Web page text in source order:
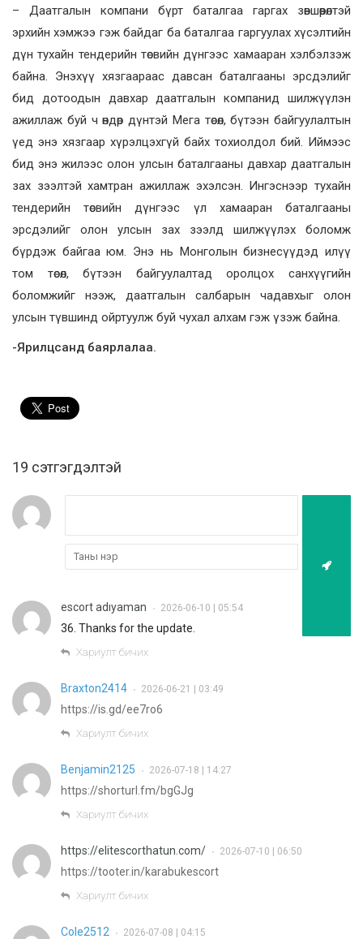
– Даатгалын компани бүрт баталгаа гаргах зөвшөөрөлтэй
эрхийн хэмжээ гэж байдаг ба баталгаа гаргуулах хүсэлтийн
дүн тухайн тендерийн төсвийн дүнгээс хамааран хэлбэлзэж
байна. Энэхүү хязгаараас давсан баталгааны эрсдэлийг
бид дотоодын давхар даатгалын компанид шилжүүлэн
ажиллаж буй ч өндөр дүнтэй Мега төсөл, бүтээн байгуулалтын
үед энэ хязгаар хүрэлцэхгүй байх тохиолдол бий. Иймээс
бид энэ жилээс олон улсын баталгааны давхар даатгалын
зах зээлтэй хамтран ажиллаж эхэлсэн. Ингэснээр тухайн
тендерийн төсвийн дүнгээс үл хамааран баталгааны
эрсдэлийг олон улсын зах зээлд шилжүүлэх боломж
бүрдэж байгаа юм. Энэ нь Монголын бизнесүүдэд илүү
том төсөл, бүтээн байгуулалтад оролцох санхүүгийн
боломжийг нээж, даатгалын салбарын чадавхыг олон
улсын түвшинд ойртуулж буй чухал алхам гэж үзэж байна.
-Ярилцсанд баярлалаа.
19 cэтгэгдэлтэй
escort adıyaman • 2026-06-10 | 05:54
36. Thanks for the update.
Хариулт бичих
Braxton2414 • 2026-06-21 | 03:49
https://is.gd/ee7ro6
Хариулт бичих
Benjamin2125 • 2026-07-18 | 14:27
https://shorturl.fm/bgGJg
Хариулт бичих
https://elitescorthatun.com/ • 2026-07-10 | 06:50
https://tooter.in/karabukescort
Хариулт бичих
Cole2512 • 2026-07-08 | 04:15